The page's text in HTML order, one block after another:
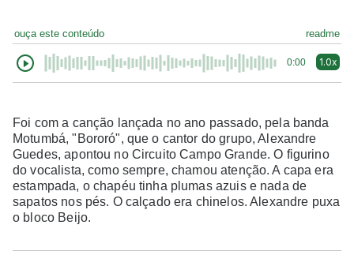
ouça este conteúdo readme
0:00 1.0x
Foi com a canção lançada no ano passado, pela banda
Motumbá, "Bororó", que o cantor do grupo, Alexandre
Guedes, apontou no Circuito Campo Grande. O figurino
do vocalista, como sempre, chamou atenção. A capa era
estampada, o chapéu tinha plumas azuis e nada de
sapatos nos pés. O calçado era chinelos. Alexandre puxa
o bloco Beijo.